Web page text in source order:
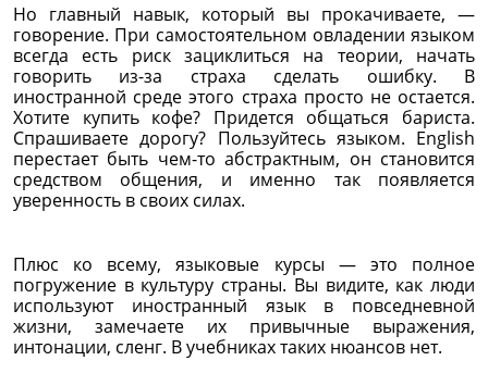
Но главный навык, который вы прокачиваете, —
говорение. При самостоятельном овладении языком
всегда есть риск зациклиться на теории, начать
говорить из-за страха сделать ошибку. В
иностранной среде этого страха просто не остается.
Хотите купить кофе? Придется общаться бариста.
Спрашиваете дорогу? Пользуйтесь языком. English
перестает быть чем-то абстрактным, он становится
средством общения, и именно так появляется
уверенность в своих силах.
Плюс ко всему, языковые курсы — это полное
погружение в культуру страны. Вы видите, как люди
используют иностранный язык в повседневной
жизни, замечаете их привычные выражения,
интонации, сленг. В учебниках таких нюансов нет.